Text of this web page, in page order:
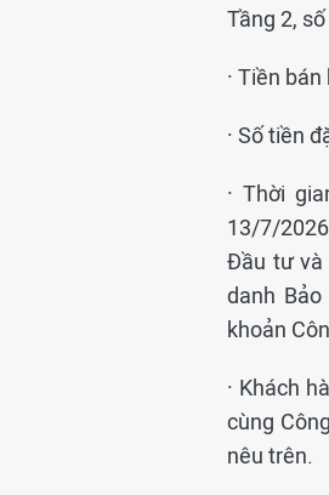
Tầng 2,
· Tiền
· Số tiền
· Thời
13/7/
Đầu tư và
danh
khoản
· Khách
cùng
nêu trên.